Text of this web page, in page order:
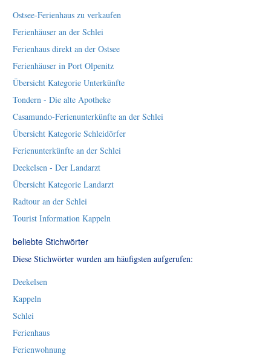
Ostsee-Ferienhaus zu verkaufen
Ferienhäuser an der Schlei
Ferienhaus direkt an der Ostsee
Ferienhäuser in Port Olpenitz
Übersicht Kategorie Unterkünfte
Tondern - Die alte Apotheke
Casamundo-Ferienunterkünfte an der Schlei
Übersicht Kategorie Schleidörfer
Ferienunterkünfte an der Schlei
Deekelsen - Der Landarzt
Übersicht Kategorie Landarzt
Radtour an der Schlei
Tourist Information Kappeln
beliebte Stichwörter
Diese Stichwörter wurden am häufigsten aufgerufen:
Deekelsen
Kappeln
Schlei
Ferienhaus
Ferienwohnung